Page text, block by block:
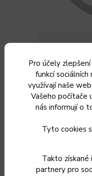
Pro účely
funkcí sociálních
využívají naše
Vašeho počítače
nás informují o
Tyto cookies
Takto získané
partnery pro
Připravili jsme pro vás,
200 g jedlé
2 ks zadní